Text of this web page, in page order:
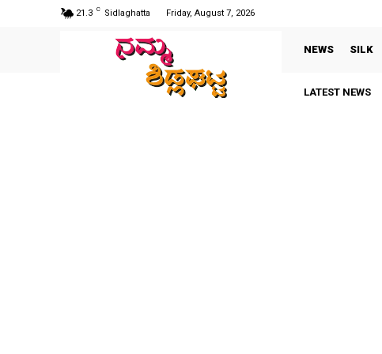
21.3 C Sidlaghatta Friday, August 7, 2026
NEWS SILK
LATEST NEWS